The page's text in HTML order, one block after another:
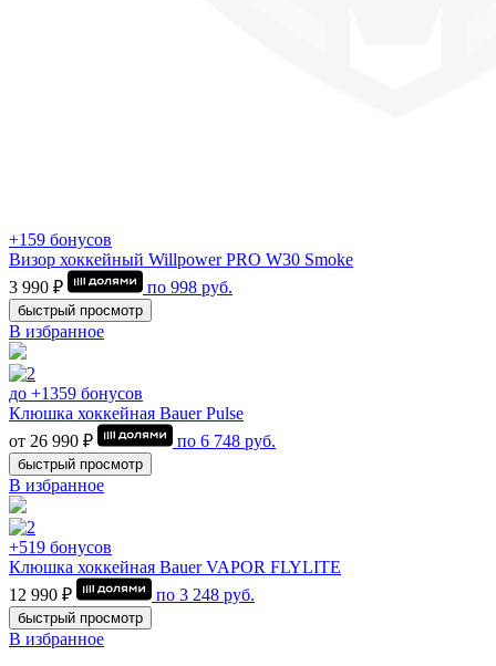
+159 бонусов
Визор хоккейный Willpower PRO W30 Smoke
3 990 ₽
по 998 руб.
быстрый просмотр
В избранное
до +1359 бонусов
Клюшка хоккейная Bauer Pulse
от 26 990 ₽
по 6 748 руб.
быстрый просмотр
В избранное
+519 бонусов
Клюшка хоккейная Bauer VAPOR FLYLITE
12 990 ₽
по 3 248 руб.
быстрый просмотр
В избранное